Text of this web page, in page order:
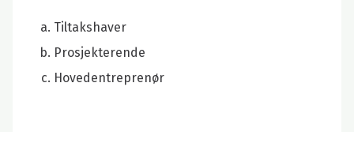
Tiltakshaver
Prosjekterende
Hovedentreprenør